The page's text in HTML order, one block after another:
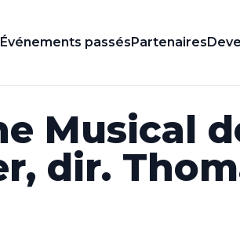
Événements passésPartenaires
Musical
dir.